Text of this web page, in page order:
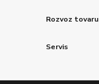
Rozvoz tovaru
Servis